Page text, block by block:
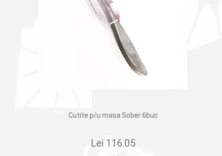
Cutite p/u masa Sober 6buc
Lei 116.05